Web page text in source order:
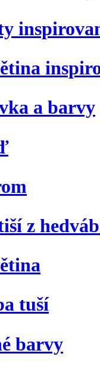
a barvy
z
tuší
barvy